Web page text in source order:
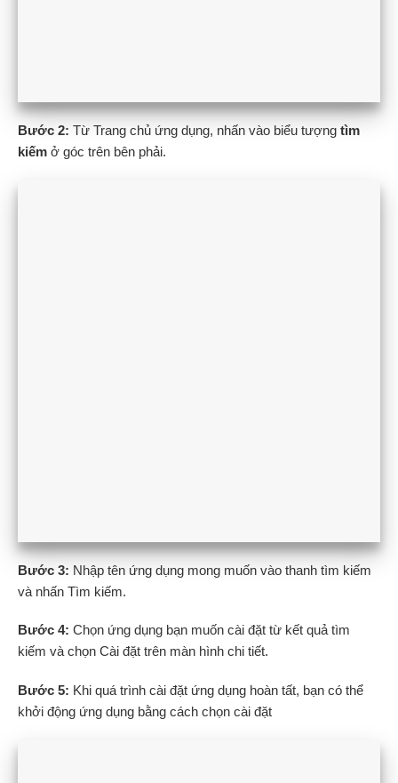
Bước 2: Từ Trang chủ ứng dụng, nhấn vào biểu tượng tìm
kiếm ở góc trên bên phải.
Bước 3: Nhập tên ứng dụng mong muốn vào thanh tìm kiếm
và nhấn Tìm kiếm.
Bước 4: Chọn ứng dụng bạn muốn cài đặt từ kết quả tìm
kiếm và chọn Cài đặt trên màn hình chi tiết.
Bước 5: Khi quá trình cài đặt ứng dụng hoàn tất, bạn có thể
khởi động ứng dụng bằng cách chọn cài đặt